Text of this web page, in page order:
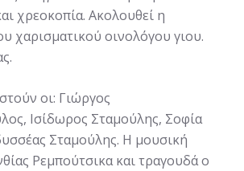
χρεοκοπία. Ακολουθεί η
χαρισματικού οινολόγου γιου.
οι: Γιώργος
Ισίδωρος Σταμούλης, Σοφία
Σταμούλης. Η μουσική
Ρεμπούτσικα και τραγουδά ο